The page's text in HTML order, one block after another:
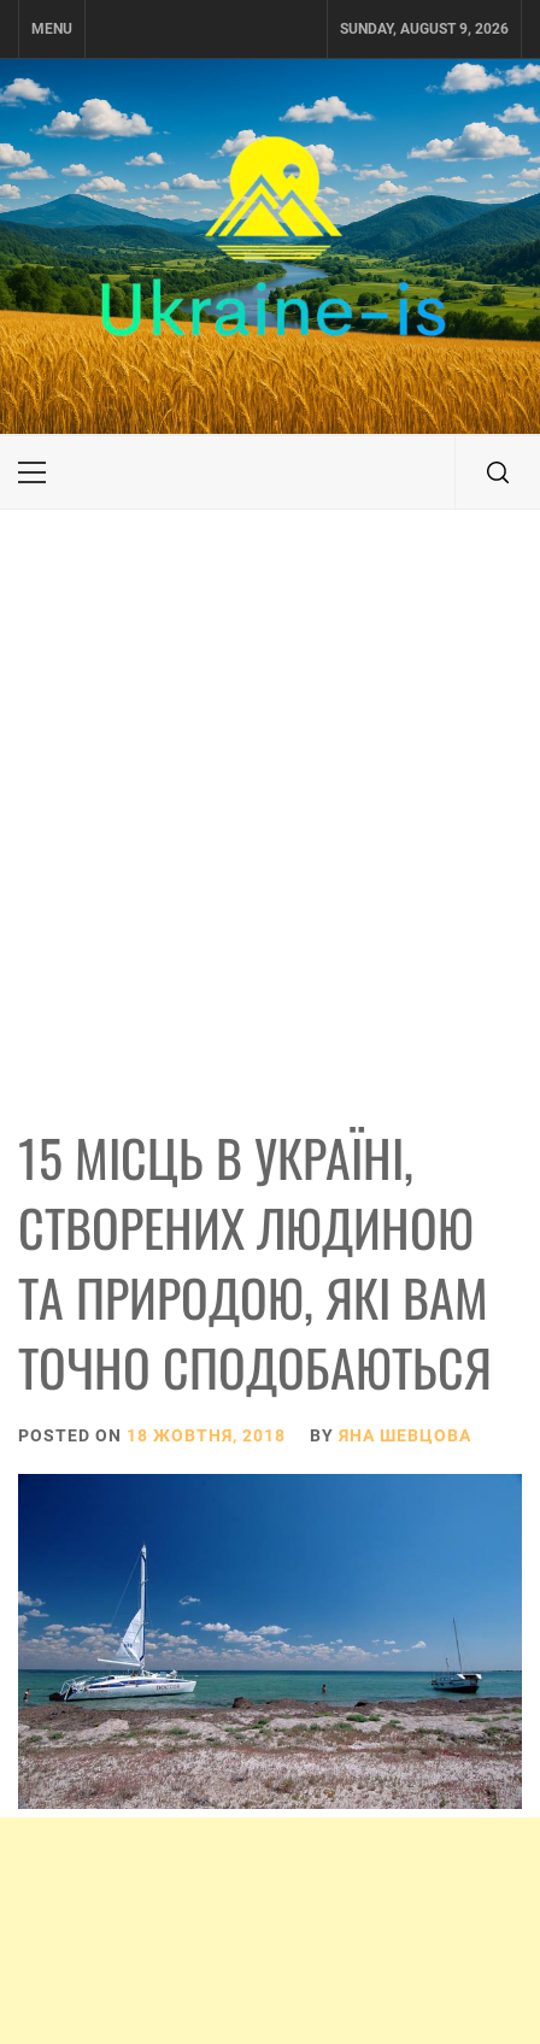
MENU SUNDAY, AUGUST 9, 2026
UKRAINE-IS
ПОДОРОЖI ПО УКРАЇНІ
Primary
15 МІСЦЬ В УКРАЇНІ,
СТВОРЕНИХ ЛЮДИНОЮ
ТА ПРИРОДОЮ, ЯКІ ВАМ
ТОЧНО СПОДОБАЮТЬСЯ
POSTED ON 18 ЖОВТНЯ, 2018 BY ЯНА ШЕВЦОВА